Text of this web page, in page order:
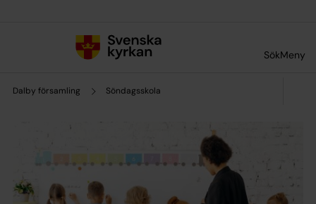
SökMeny
Dalby församling Söndagsskola